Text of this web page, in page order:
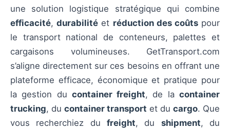
une solution logistique stratégique qui combine
efficacité,durabilité et réduction des coûtspour
le transport national de conteneurs, palettes et
cargaisons volumineuses. GetTransport.com
s’aligne directement sur ces besoins en offrant une
plateforme efficace, économique et pratique pour
la gestion du container freight, de lacontainer
trucking, du container transport et du cargo. Que
vous recherchiez du freight, du shipment, du